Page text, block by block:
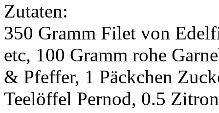
Zutaten:
350 Gramm Filet von
etc, 100 Gramm rohe
& Pfeffer, 1 Päckchen
Teelöffel Pernod, 0.5